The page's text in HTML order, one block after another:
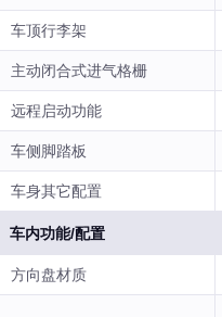
车顶行李架
主动闭合式进气格栅
远程启动功能
车侧脚踏板
车身其它配置
车内功能/配置
方向盘材质